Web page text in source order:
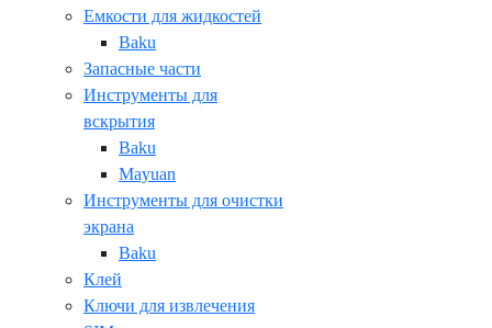
Емкости для жидкостей
Baku
Запасные части
Инструменты для
вскрытия
Baku
Mayuan
Инструменты для очистки
экрана
Baku
Клей
Ключи для извлечения